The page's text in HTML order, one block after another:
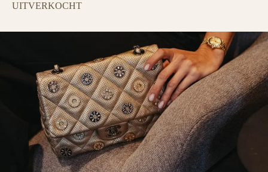
UITVERKOCHT